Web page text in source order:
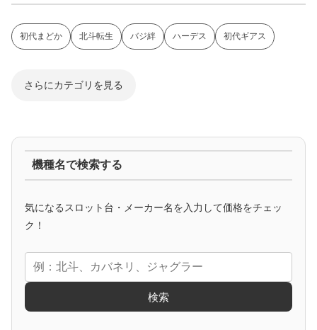
初代まどか 北斗転生 バジ絆 ハーデス 初代ギアス
さらにカテゴリを見る
アニメタイアップ
エヴァ コードギアス 化物語 炎炎ノ消防隊
機種名で検索する
気になるスロット台・メーカー名を入力して価格をチェッ
ク！
検索